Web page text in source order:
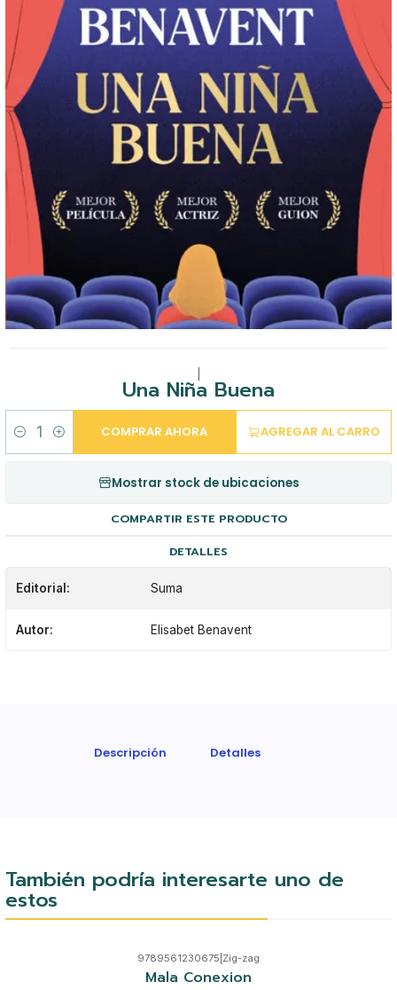
Una Niña Buena
Cantidad
AGREGAR AL CARRO
COMPRAR AHORA
Mostrar stock de ubicaciones
COMPARTIR ESTE PRODUCTO
DETALLES
Editorial: Suma
Autor: Elisabet Benavent
Descripción Detalles
También podría interesarte uno de
estos
9789561230675 Zig-zag
Mala Conexion